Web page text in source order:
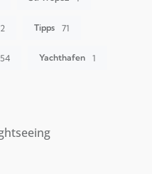
2 Tipps 71
54 Yachthafen 1